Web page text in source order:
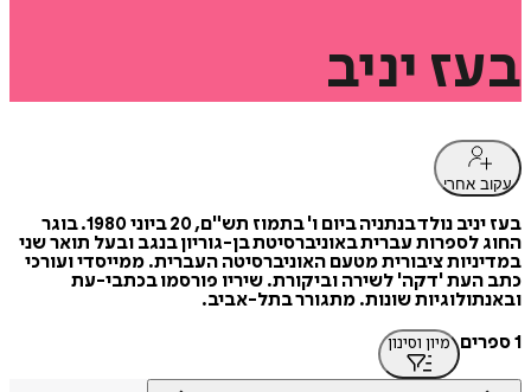
בעז יניב
עקוב אחרי
בעז יניב נולד בנתניה ביום ו' בתמוז תש"ם, 20 ביוני 1980. בוגר
החוג לספרות עברית באוניברסיטת בן-גוריון בנגב ובעל תואר שני
במדיניות ציבורית מטעם האוניברסיטה העברית. ממייסדי ועורכי
כתב העת 'דקה' לשירה וביקורת. שיריו פורסמו בכתבי-עת
ובאנתולוגיות שונות. מתגורר בתל-אביב.
1 ספרים
מיון וסינון